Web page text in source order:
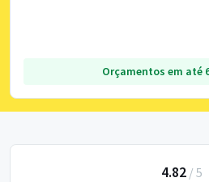
Orçamentos em até
4.82/ 5